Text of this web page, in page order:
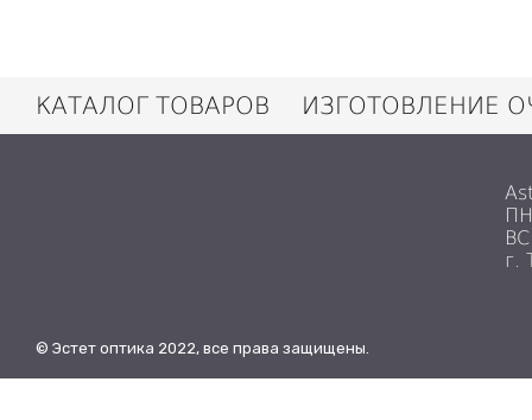
КАТАЛОГ ТОВАРОВ ИЗГОТОВЛЕНИЕ
г.
© Эстет оптика 2022, все права защищены.